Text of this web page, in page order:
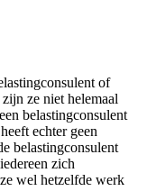
of
ze niet helemaal
belastingconsulent
echter geen
belastingconsulent
zich
wel hetzelfde werk